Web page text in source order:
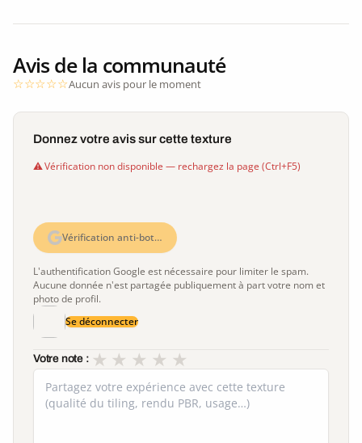
Avis de la communauté
Aucun avis pour le moment
Donnez votre avis sur cette texture
Vérification non disponible — rechargez la page (Ctrl+F5)
Vérification anti-bot…
L'authentification Google est nécessaire pour limiter le spam.
Aucune donnée n'est partagée publiquement à part votre nom et
photo de profil.
Se déconnecter
Votre note : ★
★
★
★
★